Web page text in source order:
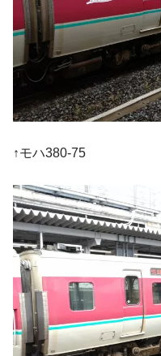
↑モハ380-75